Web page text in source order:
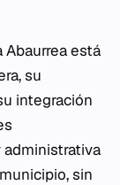
está
su
integración
sin